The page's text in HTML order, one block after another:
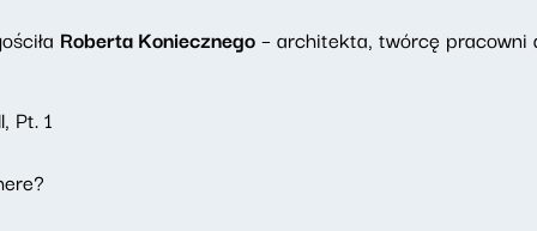
Roberta Koniecznego– architekta, twórcę
Pt. 1